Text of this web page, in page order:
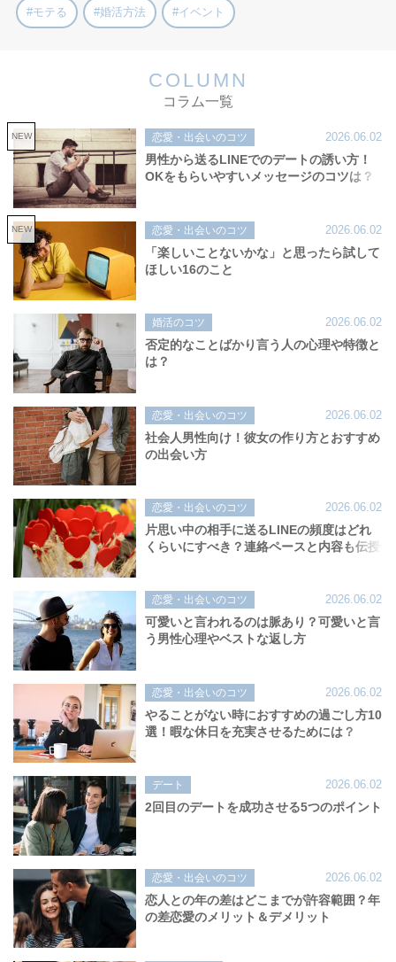
#モテる #婚活方法 #イベント
COLUMN
コラム一覧
NEW 恋愛・出会いのコツ 2026.06.02
男性から送るLINEでのデートの誘い方！
OKをもらいやすいメッセージのコツは？
NEW 恋愛・出会いのコツ 2026.06.02
「楽しいことないかな」と思ったら試して
ほしい16のこと
婚活のコツ 2026.06.02
否定的なことばかり言う人の心理や特徴と
は？
恋愛・出会いのコツ 2026.06.02
社会人男性向け！彼女の作り方とおすすめ
の出会い方
恋愛・出会いのコツ 2026.06.02
片思い中の相手に送るLINEの頻度はどれ
くらいにすべき？連絡ペースと内容も伝授
恋愛・出会いのコツ 2026.06.02
可愛いと言われるのは脈あり？可愛いと言
う男性心理やベストな返し方
恋愛・出会いのコツ 2026.06.02
やることがない時におすすめの過ごし方10
選！暇な休日を充実させるためには？
デート 2026.06.02
2回目のデートを成功させる5つのポイント
恋愛・出会いのコツ 2026.06.02
恋人との年の差はどこまでが許容範囲？年
の差恋愛のメリット＆デメリット